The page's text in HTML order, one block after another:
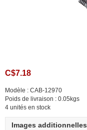
C$7.18
Modèle : CAB-12970
Poids de livraison : 0.05kgs
4 unités en stock
Images additionnelles